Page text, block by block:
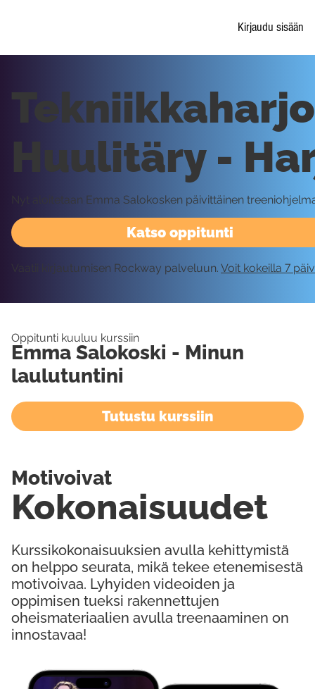
Kirjaudu sisään
Katso oppitunti
Huulitäry -
Nyt aloitetaan Emma Salokosken päivittäinen
Vaatii kirjautumisen Rockway palveluun. Voit kokeilla 7
Oppitunti kuuluu kurssiin
Emma Salokoski - Minun
laulutuntini
Tutustu kurssiin
Kurssikokonaisuuksien avulla kehittymistä
on helppo seurata, mikä tekee etenemisestä
motivoivaa. Lyhyiden videoiden ja
oppimisen tueksi rakennettujen
oheismateriaalien avulla treenaaminen on
innostavaa!
Kokonaisuudet
Motivoivat